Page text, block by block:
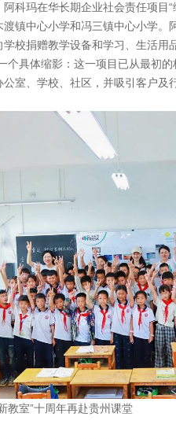
科玛在华长期企业社会责任项目
镇中心小学和冯三镇中心小学。
校捐赠教学设备和学习、生活用
个具体缩影：这一项目已从最初
室、学校、社区，并吸引客户及
教室”十周年再赴贵州课堂